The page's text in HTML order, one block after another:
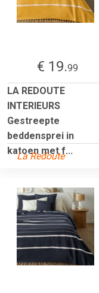
€ 19.99
LA REDOUTE
INTERIEURS
Gestreepte
beddensprei in
katoen met f...
La Redoute